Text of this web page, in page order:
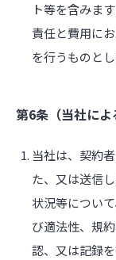
ト等を含みま
責任と費用に
を行うものとし
第6条（当社によ
当社は、契約
た、又は送信
状況等につい
び適法性、規
認、又は記録